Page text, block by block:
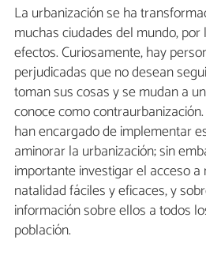
La urbanización se ha
muchas ciudades del mundo,
efectos. Curiosamente, hay
perjudicadas que no desean
toman sus cosas y se mudan a
conoce como
han encargado de implementar
aminorar la urbanización; sin
importante investigar el acceso
natalidad fáciles y eficaces, y
información sobre ellos a todos
población.